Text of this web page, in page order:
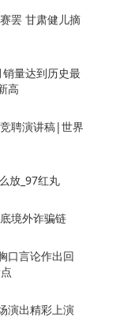
罢 甘肃健儿摘
量达到历史最
高
聘演讲稿|世界
放_97红丸
境外诈骗链
口言论作出回
演出精彩上演